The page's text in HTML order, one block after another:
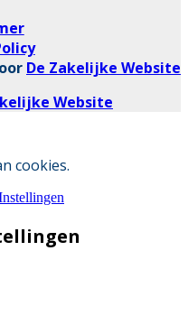
De Zakelijke Website
Website
cookies.